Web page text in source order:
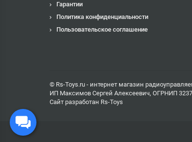
Гарантии
Политика конфиденциальности
Пользовательское соглашение
© Rs-Toys.ru - интернет магазин
ИП Максимов Сергей Алексеевич, ОГРНИП
Сайт разработан Rs-Toys